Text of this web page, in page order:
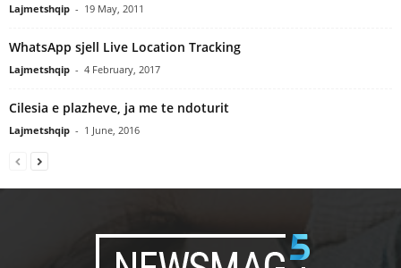
Lajmetshqip - 19 May, 2011
WhatsApp sjell Live Location Tracking
Lajmetshqip - 4 February, 2017
Cilesia e plazheve, ja me te ndoturit
Lajmetshqip - 1 June, 2016